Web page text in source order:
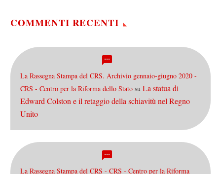
COMMENTI RECENTI
La Rassegna Stampa del CRS. Archivio gennaio-giugno 2020 -
CRS - Centro per la Riforma dello Stato su La statua di
Edward Colston e il retaggio della schiavitù nel Regno
Unito
La Rassegna Stampa del CRS - CRS - Centro per la Riforma